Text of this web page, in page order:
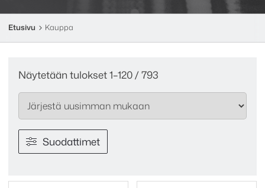
Etusivu Kauppa
Näytetään tulokset 1–120 / 793
by
Suodattimet